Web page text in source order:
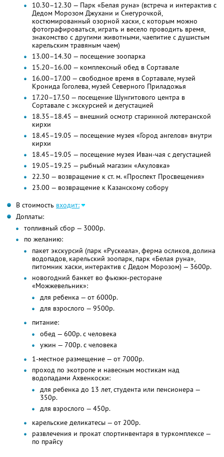
10.30–12.30 — Парк «Белая руна» (встреча и интерактив с
Дедом Морозом Джухани и Снегурочкой,
костюмированный озорной хаски, с которым можно
фотографироваться, играть и весело проводить время,
знакомство с другими животными, чаепитие с душистым
карельским травяным чаем)
13.00–14.30 — посещение зоопарка
15.20–16.00 — комплексный обед в Сортавале
16.00–17.00 — свободное время в Сортавале, музей
Кронида Гоголева, музей Северного Приладожья
17.20–17.50 — посещение Шунгитового центра в
Сортавале с экскурсией и дегустацией
18.35–18.45 — внешний осмотр старинной лютеранской
кирхи
18.45–19.05 — посещение музея «Город ангелов» внутри
кирхи
18.45–19.05 — посещение музея Иван-чая с дегустацией
19.05–19.25 — рыбный магазин «Акуловка»
22.30 — возвращение к ст. м. «Проспект Просвещения»
23.00 — возвращение к Казанскому собору
В стоимость входит:
Доплаты:
топливный сбор — 3000р.
по желанию:
пакет экскурсий (парк «Рускеала», ферма осликов, долина
водопадов, карельский зоопарк, парк «Белая руна»,
питомник хаски, интерактив с Дедом Морозом) — 3600р.
новогодний банкет во фьюжн-ресторане
«Можжевельник»:
для ребенка — от 6000р.
для взрослого — 9500р.
питание:
обед — 600р. с человека
ужин — 700р. с человека
1-местное размещение — от 7000р.
проход по экотропе и навесным мостикам над
водопадами Ахвенкоски:
для ребенка до 13 лет, студента или пенсионера —
350р.
для взрослого — 450р.
карельские деликатесы — от 200р.
развлечения и прокат спортинвентаря в туркомплексе —
по прайсу